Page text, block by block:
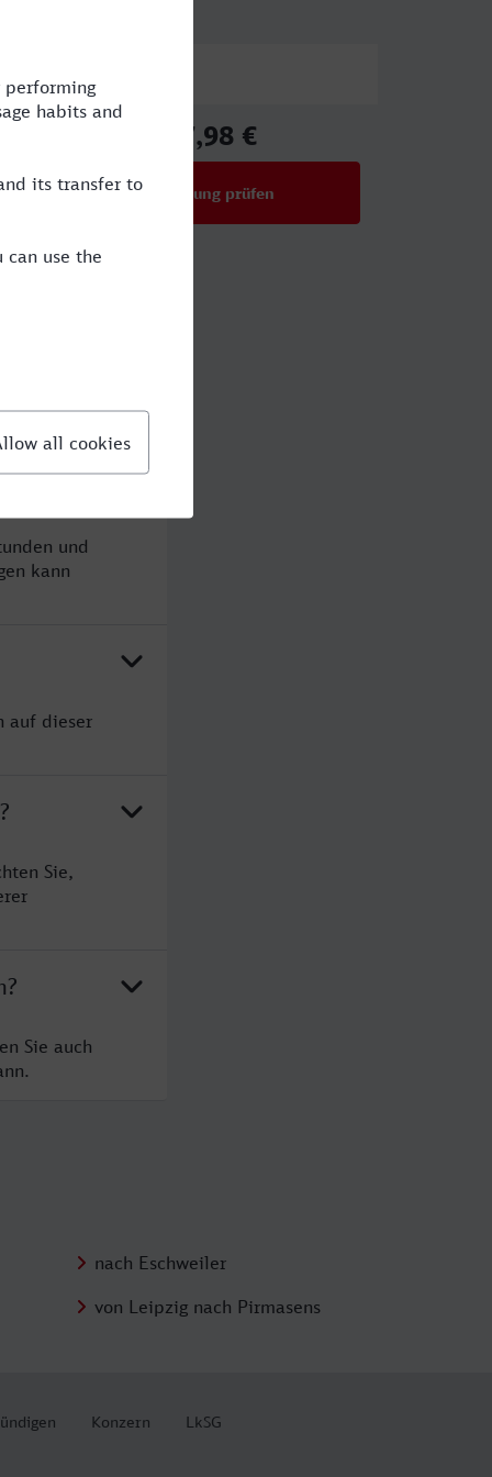
17,98 €
Verbindung prüfen
und
kann
auf dieser
Sie,
Sie auch
nach Eschweiler
von Leipzig nach Pirmasens
Konzern LkSG